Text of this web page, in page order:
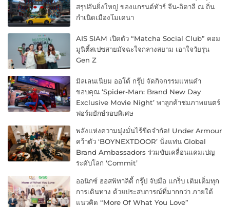
สรุปอันยิ่งใหญ่ ของแกรนด์ทัวร์ จีน-อิตาลี ณ ถิ่น
กำเนิดเมืองโมเดนา
AIS SIAM เปิดตัว “Matcha Social Club” คอม
มูนิตี้สเปซสายมัจฉะใจกลางสยาม เอาใจวัยรุ่น
Gen Z
มิลเลนเนียม ออโต้ กรุ๊ป จัดกิจกรรมแทนคำ
ขอบคุณ ‘Spider-Man: Brand New Day
Exclusive Movie Night’ พาลูกค้าชมภาพยนตร์
ฟอร์มยักษ์รอบพิเศษ
พลังแห่งความมุ่งมั่นไร้ขีดจำกัด! Under Armour
คว้าตัว ‘BOYNEXTDOOR’ นั่งแท่น Global
Brand Ambassadors ร่วมขับเคลื่อนแคมเปญ
ระดับโลก ‘Commit’
ออนิกซ์ ฮอสพิทาลิตี้ กรุ๊ป จับมือ แกร็บ เติมเต็มทุก
การเดินทาง ด้วยประสบการณ์ที่มากกว่า ภายใต้
แนวคิด “More Of What You Love”